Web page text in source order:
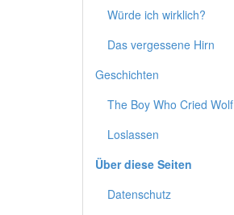
Würde ich wirklich?
Das vergessene Hirn
Geschichten
The Boy Who Cried Wolf
Loslassen
Über diese Seiten
Datenschutz